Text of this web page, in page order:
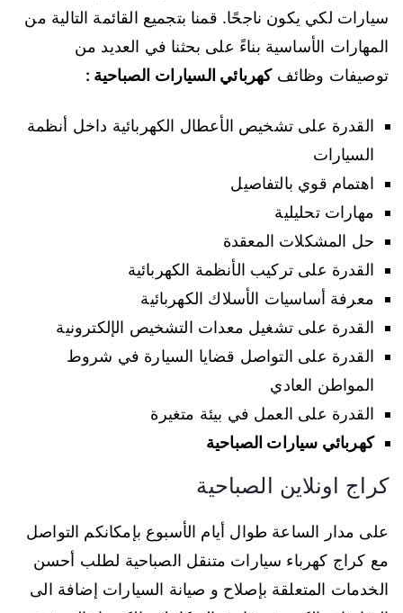
سيارات لكي يكون ناجحًا. قمنا بتجميع القائمة التالية من
المهارات الأساسية بناءً على بحثنا في العديد من
توصيفات وظائفكهربائي السيارات الصباحية :
القدرة على تشخيص الأعطال الكهربائية داخل أنظمة
السيارات
اهتمام قوي بالتفاصيل
مهارات تحليلية
حل المشكلات المعقدة
القدرة على تركيب الأنظمة الكهربائية
معرفة أساسيات الأسلاك الكهربائية
القدرة على تشغيل معدات التشخيص الإلكترونية
القدرة على التواصل قضايا السيارة في شروط
المواطن العادي
القدرة على العمل في بيئة متغيرة
كهربائي سيارات الصباحية
كراج اونلاين الصباحية
على مدار الساعة طوال أيام الأسبوع بإمكانكم التواصل
مع كراج كهرباء سيارات متنقل الصباحية لطلب أحسن
الخدمات المتعلقة بإصلاح و صيانة السيارات إضافة الى